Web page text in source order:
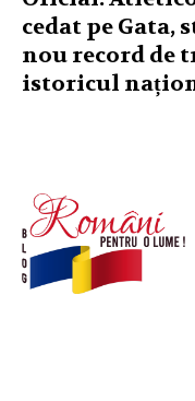
cedat pe Gata,
nou record de
istoricul